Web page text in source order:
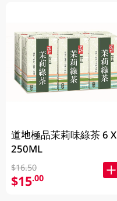
道地極品茉莉味綠茶 6 X
250ML
$16.50
$15.00